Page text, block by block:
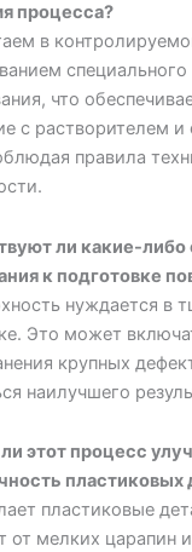
процесса?
в
специального
что
с растворителем и
правила
ли какие-либо
к подготовке
нуждается в
Это может
крупных
наилучшего
этот процесс
пластиковых
пластиковые
от мелких царапин